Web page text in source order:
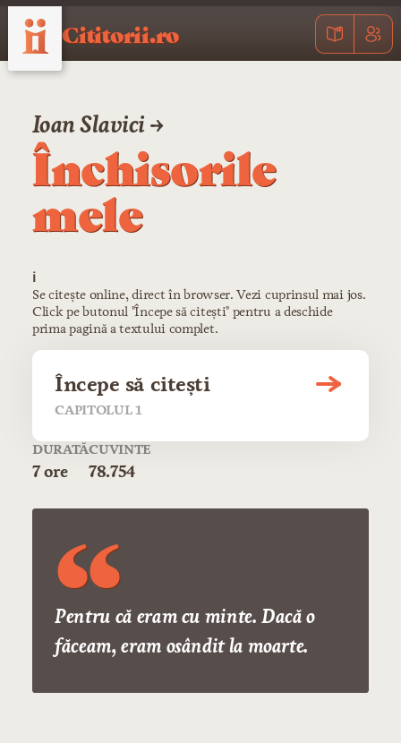
Cititorii.ro
Ioan Slavici →
Închisorile
mele
ℹ️
Se citește online, direct în browser. Vezi cuprinsul mai jos.
Click pe butonul "Începe să citești" pentru a deschide
prima pagină a textului complet.
Începe să citești
CAPITOLUL 1
DURATĂ
7 ore
CUVINTE
78.754
Pentru că eram cu minte. Dacă o
făceam, eram osândit la moarte.